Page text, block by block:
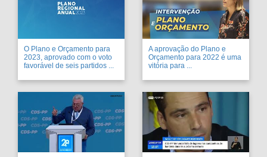
O Plano e Orçamento para
2023, aprovado com o voto
favorável de seis partidos ...
A aprovação do Plano e
Orçamento para 2022 é uma
vitória para ...